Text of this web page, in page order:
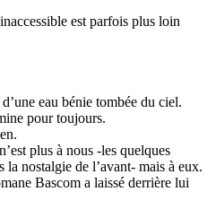
est parfois plus loin
eau bénie tombée du ciel.
pour toujours.
plus à nous -les quelques
la nostalgie de l’avant- mais à eux.
Bascom a laissé derrière lui